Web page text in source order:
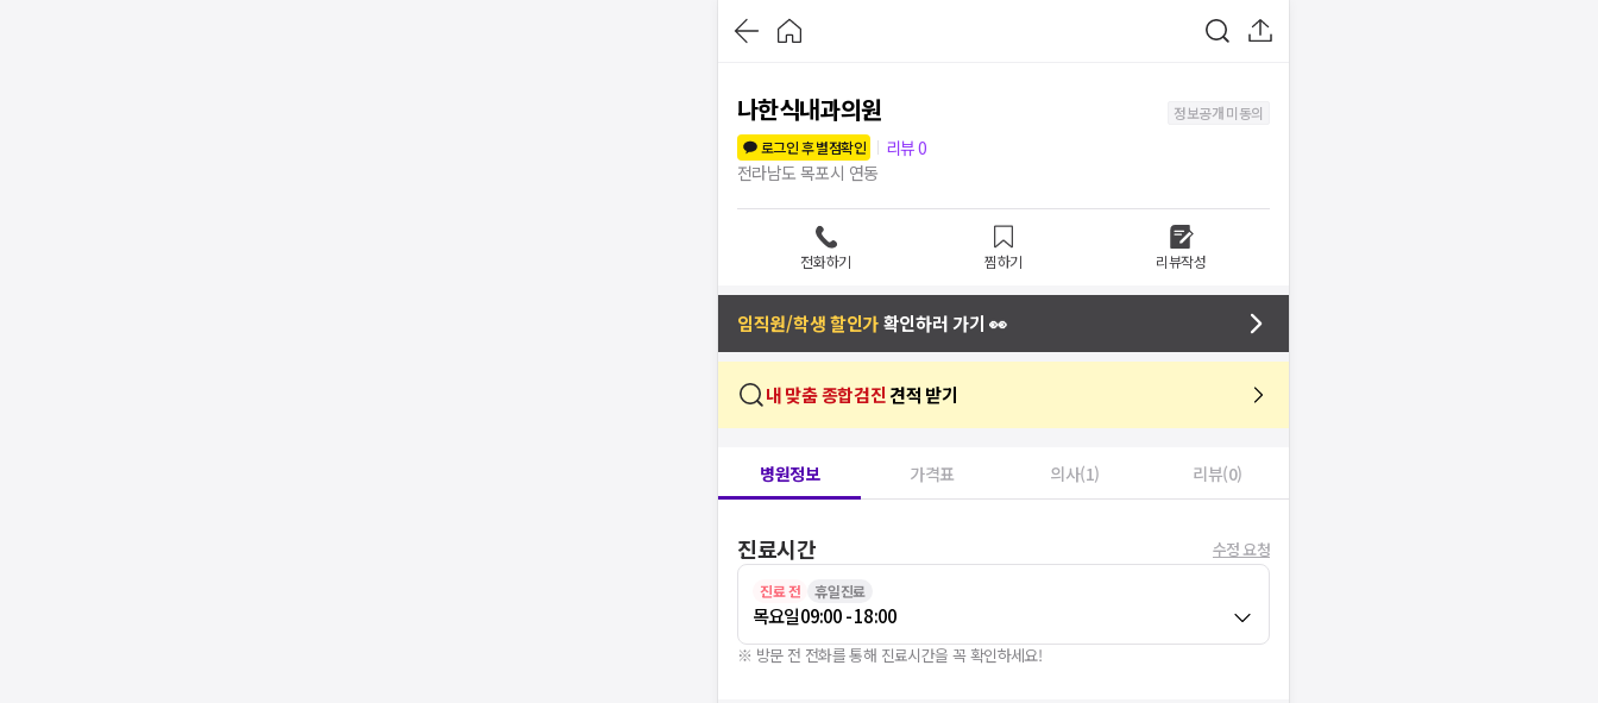
나한식내과의원
정보공개 미동의
로그인 후 별점확인
리뷰0
전라남도 목포시 연동
전화하기 찜하기 리뷰작성
임직원/학생 할인가확인하러 가기 👀
내 맞춤 종합검진 견적 받기
병원정보 가격표 의사(1) 리뷰(0)
진료시간 수정 요청
진료 전 휴일진료
목요일09:00 - 18:00
※ 방문 전 전화를 통해 진료시간을 꼭 확인하세요!